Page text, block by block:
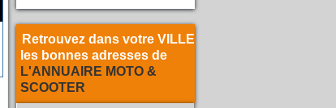
Retrouvez dans votre VILLE
les bonnes adresses de
L'ANNUAIRE MOTO &
SCOOTER